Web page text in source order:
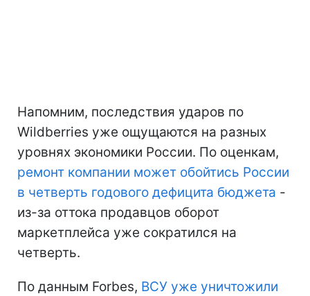
Напомним, последствия ударов по
Wildberries уже ощущаются на разных
уровнях экономики России. По оценкам,
ремонт компании может обойтись России
в четверть годового дефицита бюджета -
из-за оттока продавцов оборот
маркетплейса уже сократился на
четверть.
По данным Forbes, ВСУ уже уничтожили